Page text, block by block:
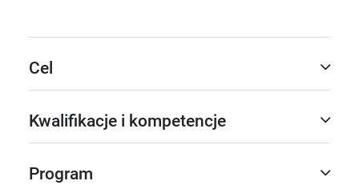
Cel
Kwalifikacje i kompetencje
Program